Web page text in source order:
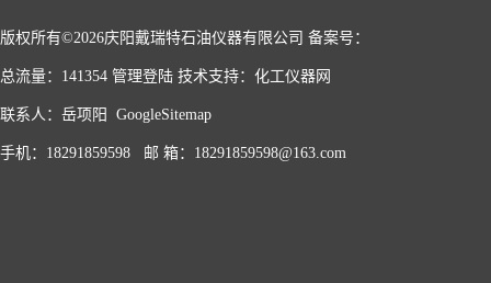
版权所有©2026庆阳戴瑞特石油仪器有限公司 备案号：
总流量：141354 管理登陆 技术支持： 化工仪器网
联系人：岳项阳 GoogleSitemap
手机：18291859598 邮 箱：18291859598@163.com